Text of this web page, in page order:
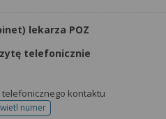
lekarza POZ
telefonicznie
kontaktu
numer
telefonu do rejestracji